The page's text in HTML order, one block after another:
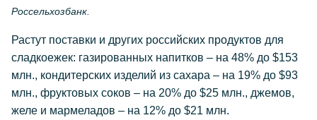
Россельхозбанк.
Растут поставки и других российских продуктов для
сладкоежек: газированных напитков – на 48% до $153
млн., кондитерских изделий из сахара – на 19% до $93
млн., фруктовых соков – на 20% до $25 млн., джемов,
желе и мармеладов – на 12% до $21 млн.